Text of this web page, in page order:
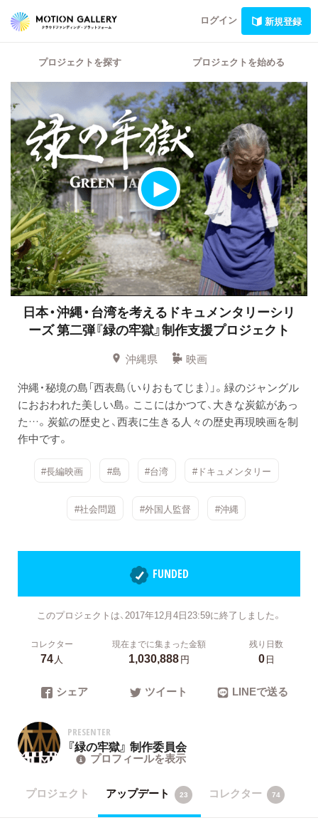
ログイン 新規登録
プロジェクトを探す プロジェクトを始める
日本・沖縄・台湾を考えるドキュメンタリーシリ
ーズ第二弾『緑の牢獄』制作支援プロジェクト
沖縄県
映画
沖縄・秘境の島「西表島（いりおもてじま）」。緑のジャングル
におおわれた美しい島。ここにはかつて、大きな炭鉱があっ
た…。炭鉱の歴史と、西表に生きる人々の歴史再現映画を制
作中です。
#長編映画 #島 #台湾 #ドキュメンタリー
#社会問題 #外国人監督 #沖縄
FUNDED
このプロジェクトは、2017年12月4日23:59に終了しました。
コレクター
74人
現在までに集まった金額
1,030,888円
残り日数
0日
シェア ツイート LINEで送る
PRESENTER
『緑の牢獄』 制作委員会
プロフィールを表示
プロジェクト アップデート 23 コレクター 74